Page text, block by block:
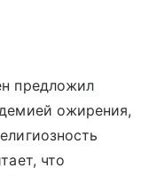
предложил
ожирения,
что